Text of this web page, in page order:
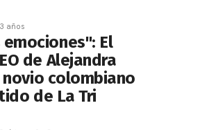
años
El
de Alejandra
novio colombiano
de La Tri